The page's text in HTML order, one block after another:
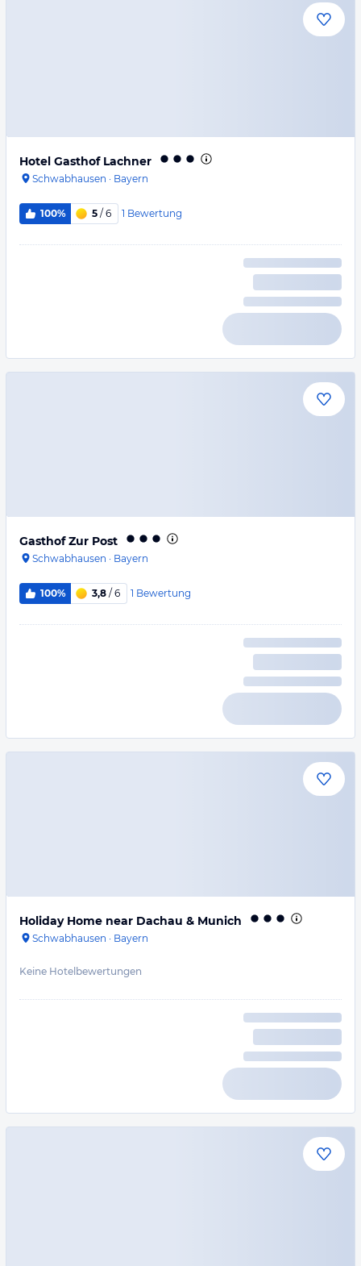
Hotel Gasthof Lachner
Schwabhausen · Bayern
100% 5 / 6 1 Bewertung
Gasthof Zur Post
Schwabhausen · Bayern
100% 3,8 / 6 1 Bewertung
Holiday Home near Dachau & Munich
Schwabhausen · Bayern
Keine Hotelbewertungen